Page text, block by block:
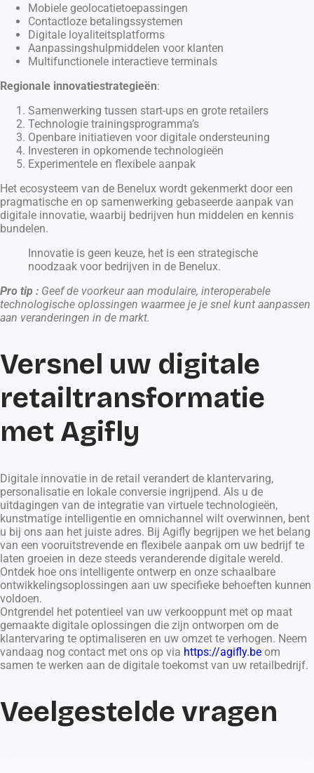
Mobiele geolocatietoepassingen
Contactloze betalingssystemen
Digitale loyaliteitsplatforms
Aanpassingshulpmiddelen voor klanten
Multifunctionele interactieve terminals
Regionale innovatiestrategieën:
Samenwerking tussen start-ups en grote retailers
Technologie trainingsprogramma’s
Openbare initiatieven voor digitale ondersteuning
Investeren in opkomende technologieën
Experimentele en flexibele aanpak
Het ecosysteem van de Benelux wordt gekenmerkt door een
pragmatische en op samenwerking gebaseerde aanpak van
digitale innovatie, waarbij bedrijven hun middelen en kennis
bundelen.
Innovatie is geen keuze, het is een strategische
noodzaak voor bedrijven in de Benelux.
Pro tip : Geef de voorkeur aan modulaire, interoperabele
technologische oplossingen waarmee je je snel kunt aanpassen
aan veranderingen in de markt.
Versnel uw digitale
retailtransformatie
met Agifly
Digitale innovatie in de retail verandert de klantervaring,
personalisatie en lokale conversie ingrijpend. Als u de
uitdagingen van de integratie van virtuele technologieën,
kunstmatige intelligentie en omnichannel wilt overwinnen, bent
u bij ons aan het juiste adres. Bij Agifly begrijpen we het belang
van een vooruitstrevende en flexibele aanpak om uw bedrijf te
laten groeien in deze steeds veranderende digitale wereld.
Ontdek hoe ons intelligente ontwerp en onze schaalbare
ontwikkelingsoplossingen aan uw specifieke behoeften kunnen
voldoen.
Ontgrendel het potentieel van uw verkooppunt met op maat
gemaakte digitale oplossingen die zijn ontworpen om de
klantervaring te optimaliseren en uw omzet te verhogen. Neem
vandaag nog contact met ons op via https://agifly.be om
samen te werken aan de digitale toekomst van uw retailbedrijf.
Veelgestelde vragen